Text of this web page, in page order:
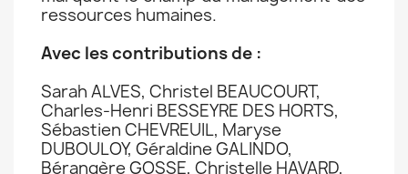
ressources humaines.
Avec les contributions de :
Sarah ALVES, Christel BEAUCOURT,
Charles-Henri BESSEYRE DES HORTS,
Sébastien CHEVREUIL, Maryse
DUBOULOY, Géraldine GALINDO,
Bérangère GOSSE, Christelle HAVARD,